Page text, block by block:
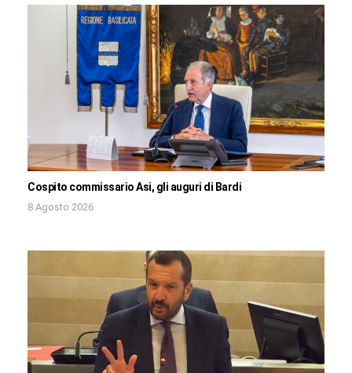
Cospito commissario Asi, gli auguri di Bardi
8 Agosto 2026